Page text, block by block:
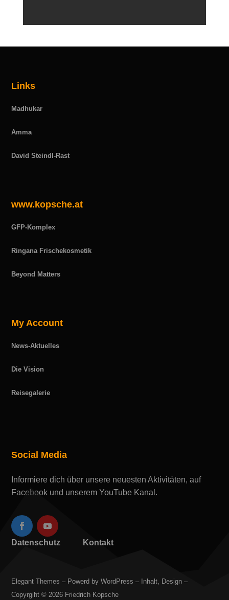
Links
Madhukar
Amma
David Steindl-Rast
www.kopsche.at
GFP-Komplex
Ringana Frischekosmetik
Beyond Matters
My Account
News-Aktuelles
Die Vision
Reisegalerie
Social Media
Informiere dich über unsere neuesten Aktivitäten, auf
Facebook und unserem YouTube Kanal.
Datenschutz Kontakt
Elegant Themes – Powerd by WordPress – Inhalt, Design –
Copyrgiht © 2026 Friedrich Kopsche